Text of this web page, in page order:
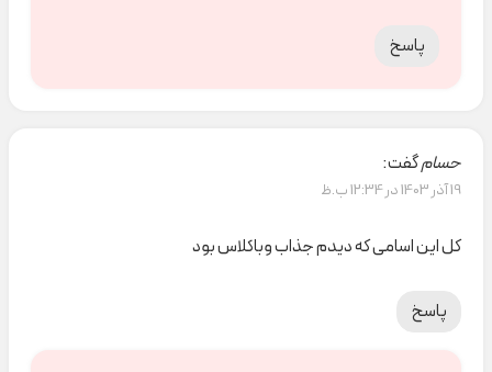
پاسخ
حسامگفت:
19 آذر 1403 در 12:34 ب.ظ
کل این اسامی که دیدم جذاب وباکلاس بود
پاسخ